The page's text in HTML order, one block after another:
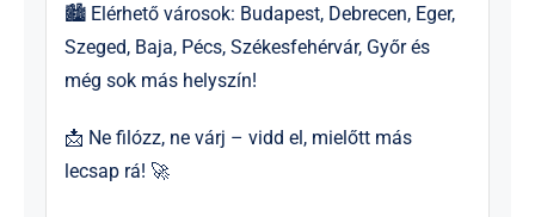
🏙 Elérhető városok: Budapest, Debrecen, Eger,
Szeged, Baja, Pécs, Székesfehérvár, Győr és
még sok más helyszín!
📩 Ne filózz, ne várj – vidd el, mielőtt más
lecsap rá! 🚀